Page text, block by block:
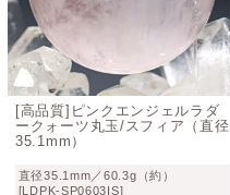
[高品質]ピンクエンジェルラダ
ークォーツ丸玉/スフィア（直径
35.1mm）
直径35.1mm／60.3g（約）
[LDPK-SP0603IS]